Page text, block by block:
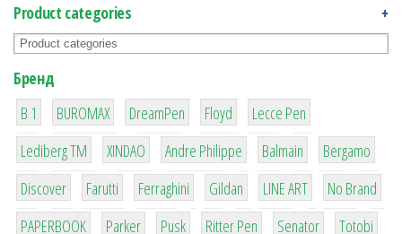
Product categories +
Бренд
B 1
1
BUROMAX
1
DreamPen
2
Floyd
2
Lecce Pen
3
Lediberg ТМ
3
XINDAO
1
Andre Philippe
4
Balmain
26
Bergamo
64
Discover
299
Farutti
4
Ferraghini
42
Gildan
4
LINE ART
90
No Brand
8
PAPERBOOK
6
Parker
2
Pusk
22
Ritter Pen
15
Senator
43
Totobi